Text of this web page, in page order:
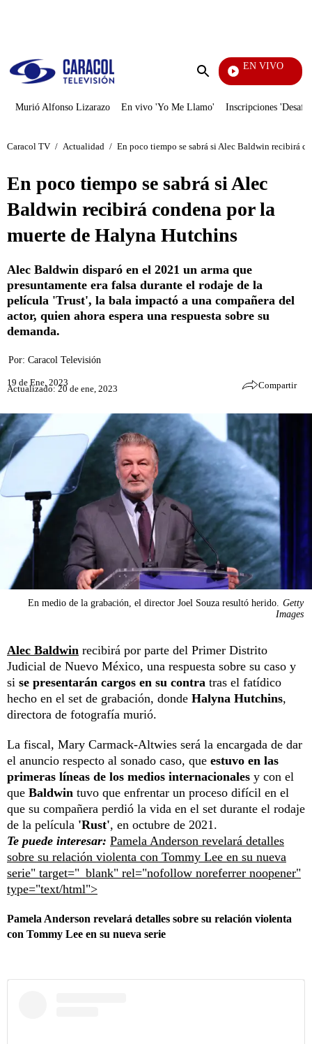
Enviar
EN VIVO
Televentas
Murió Alfonso Lizarazo En vivo 'Yo Me Llamo' Inscripciones
Caracol TV / Actualidad / En poco tiempo se sabrá si Alec Baldwin recibirá
En poco tiempo se sabrá si Alec
Baldwin recibirá condena por la
muerte de Halyna Hutchins
Alec Baldwin disparó en el 2021 un arma que
presuntamente era falsa durante el rodaje de la
película 'Trust', la bala impactó a una compañera del
actor, quien ahora espera una respuesta sobre su
demanda.
Por: Caracol Televisión
19 de Ene, 2023
Actualizado: 20 de ene, 2023 Compartir
En medio de la grabación, el director Joel Souza resultó herido. Getty
Images
Alec Baldwin recibirá por parte del Primer Distrito
Judicial de Nuevo México, una respuesta sobre su caso y
si se presentarán cargos en su contra tras el fatídico
hecho en el set de grabación, donde Halyna Hutchins,
directora de fotografía murió.
La fiscal, Mary Carmack-Altwies será la encargada de dar
el anuncio respecto al sonado caso, que estuvo en las
primeras líneas de los medios internacionales y con el
que Baldwin tuvo que enfrentar un proceso difícil en el
que su compañera perdió la vida en el set durante el rodaje
de la película 'Rust', en octubre de 2021.
Te puede interesar: Pamela Anderson revelará detalles
sobre su relación violenta con Tommy Lee en su nueva
serie" target="_blank" rel="nofollow noreferrer noopener"
type="text/html">
Pamela Anderson revelará detalles sobre su relación violenta
con Tommy Lee en su nueva serie